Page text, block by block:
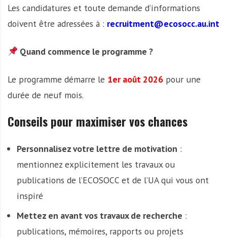
Les candidatures et toute demande d’informations
doivent être adressées à : recruitment@ecosocc.au.int
Quand commence le programme ?
Le programme démarre le 1er août 2026 pour une
durée de neuf mois.
Conseils pour maximiser vos chances
Personnalisez votre lettre de motivation :
mentionnez explicitement les travaux ou
publications de l’ECOSOCC et de l’UA qui vous ont
inspiré
Mettez en avant vos travaux de recherche :
publications, mémoires, rapports ou projets